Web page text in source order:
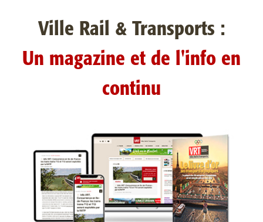
Ville Rail & Transports :
Un magazine et de l'info en
continu